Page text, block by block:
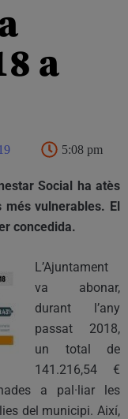
a
5:08 pm
Social ha atès
més vulnerables. El
concedida.
L’Ajuntament
va abonar,
durant l’any
passat 2018,
un total de
141.216,54 €
a pal·liar les
del municipi. Així,